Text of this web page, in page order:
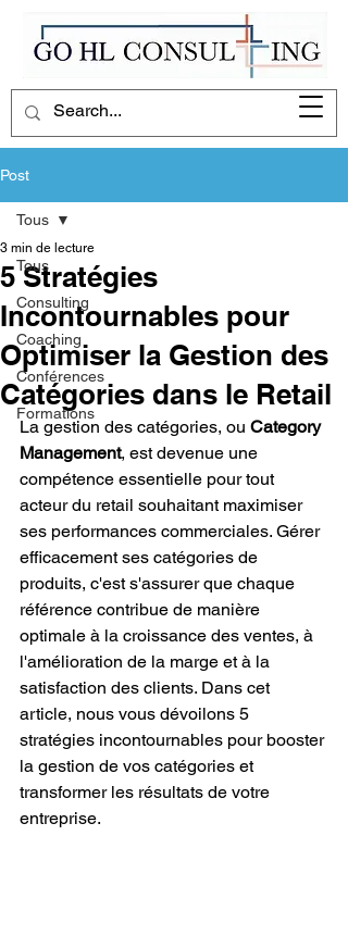
Post
Tous
Consulting
Coaching
Conférences
Formations
Tous
5 Stratégies
Incontournables pour
Optimiser la Gestion des
Catégories dans le Retail
3 min de lecture
La gestion des catégories, ou Category
Management, est devenue une
compétence essentielle pour tout
acteur du retail souhaitant maximiser
ses performances commerciales. Gérer
efficacement ses catégories de
produits, c'est s'assurer que chaque
référence contribue de manière
optimale à la croissance des ventes, à
l'amélioration de la marge et à la
satisfaction des clients. Dans cet
article, nous vous dévoilons 5
stratégies incontournables pour booster
la gestion de vos catégories et
transformer les résultats de votre
entreprise.